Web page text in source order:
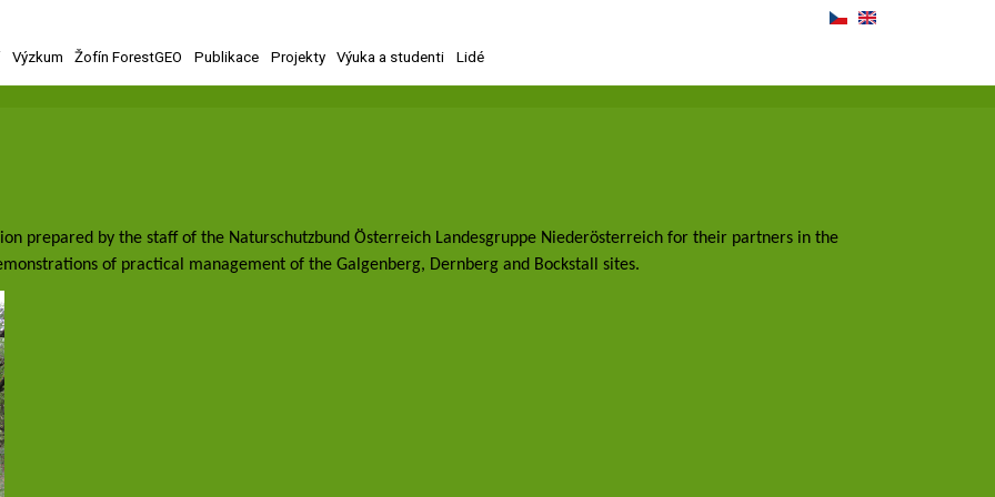
Výzkum Žofín ForestGEO Publikace Projekty Výuka a studenti Lidé
prepared by the staff of the Naturschutzbund Österreich Landesgruppe Niederösterreich for their partners in the
of practical management of the Galgenberg, Dernberg and Bockstall sites.